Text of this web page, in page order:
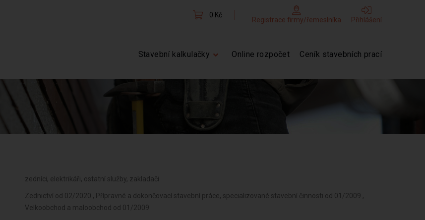
0 Kč
Registrace firmy/řemeslníka Přihlášení
Stavební kalkulačky Online rozpočet Ceník stavebních prací
zedníci, elektrikáři, ostatní služby, zakladači
Zednictví od 02/2020 , Přípravné a dokončovací stavební práce, specializované stavební činnosti od 01/2009 ,
Velkoobchod a maloobchod od 01/2009